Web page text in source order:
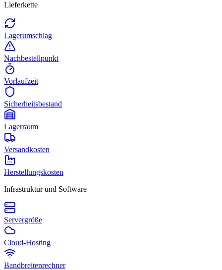
Lieferkette
Lagerumschlag
Nachbestellpunkt
Vorlaufzeit
Sicherheitsbestand
Lagerraum
Versandkosten
Herstellungskosten
Infrastruktur und Software
Servergröße
Cloud-Hosting
Bandbreitenrechner